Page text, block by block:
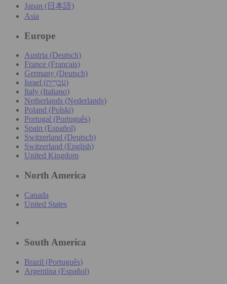
Japan (日本語)
Asia
Europe
Austria (Deutsch)
France (Français)
Germany (Deutsch)
Israel (עִברִית)
Italy (Italiano)
Netherlands (Nederlands)
Poland (Polski)
Portugal (Português)
Spain (Español)
Switzerland (Deutsch)
Switzerland (English)
United Kingdom
North America
Canada
United States
South America
Brazil (Português)
Argentina (Español)